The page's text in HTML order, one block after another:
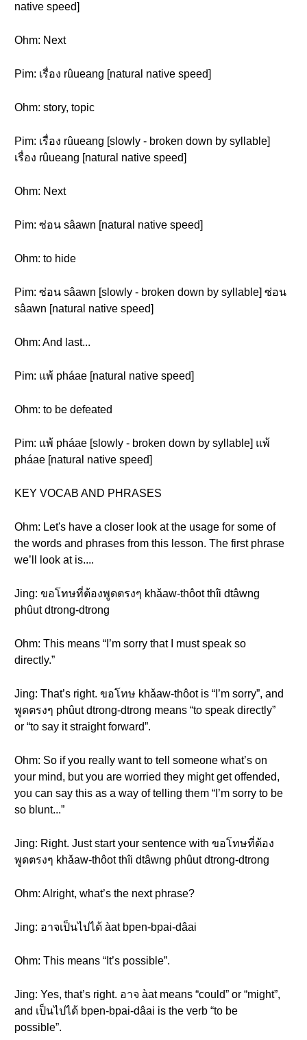
native speed]
Ohm: Next
Pim: เรื่อง rûueang [natural native speed]
Ohm: story, topic
Pim: เรื่อง rûueang [slowly - broken down by syllable]
เรื่อง rûueang [natural native speed]
Ohm: Next
Pim: ซ่อน sâawn [natural native speed]
Ohm: to hide
Pim: ซ่อน sâawn [slowly - broken down by syllable] ซ่อน
sâawn [natural native speed]
Ohm: And last...
Pim: แพ้ pháae [natural native speed]
Ohm: to be defeated
Pim: แพ้ pháae [slowly - broken down by syllable] แพ้
pháae [natural native speed]
KEY VOCAB AND PHRASES
Ohm: Let's have a closer look at the usage for some of
the words and phrases from this lesson. The first phrase
we’ll look at is....
Jing: ขอโทษที่ต้องพูดตรงๆ khǎaw-thôot thîi dtâwng
phûut dtrong-dtrong
Ohm: This means “I’m sorry that I must speak so
directly.”
Jing: That’s right. ขอโทษ khǎaw-thôot is “I’m sorry”, and
พูดตรงๆ phûut dtrong-dtrong means “to speak directly”
or “to say it straight forward”.
Ohm: So if you really want to tell someone what’s on
your mind, but you are worried they might get offended,
you can say this as a way of telling them “I’m sorry to be
so blunt...”
Jing: Right. Just start your sentence with ขอโทษที่ต้อง
พูดตรงๆ khǎaw-thôot thîi dtâwng phûut dtrong-dtrong
Ohm: Alright, what’s the next phrase?
Jing: อาจเป็นไปได้ àat bpen-bpai-dâai
Ohm: This means “It’s possible”.
Jing: Yes, that’s right. อาจ àat means “could” or “might”,
and เป็นไปได้ bpen-bpai-dâai is the verb “to be
possible”.